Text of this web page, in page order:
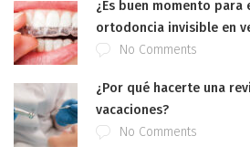
¿Es buen momento para
ortodoncia invisible en
No Comments
¿Por qué hacerte una
vacaciones?
No Comments